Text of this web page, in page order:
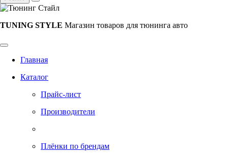
TUNING STYLE Магазин товаров для тюнинга авто
Главная
Каталог
Прайс-лист
Производители
Плёнки по брендам